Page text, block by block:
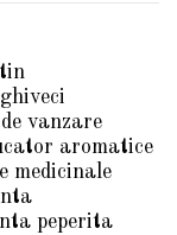
vanzare
aromatice
medicinale
peperita